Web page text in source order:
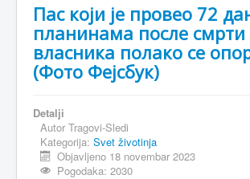
Пас који је провео 72
планинама после смрти
власника полако се
(Фото Фејсбук)
Detalji
Autor Tragovi-Sledi
Kategorija: Svet životinja
Objavljeno 18 novembar 2023
Pogodaka: 2030